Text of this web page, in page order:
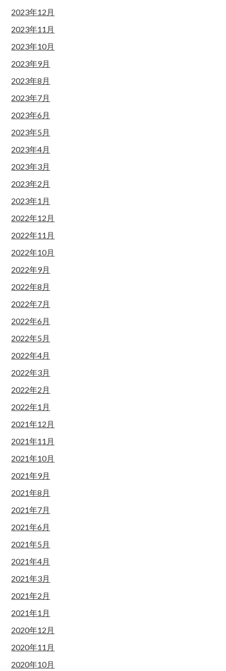
2023年12月
2023年11月
2023年10月
2023年9月
2023年8月
2023年7月
2023年6月
2023年5月
2023年4月
2023年3月
2023年2月
2023年1月
2022年12月
2022年11月
2022年10月
2022年9月
2022年8月
2022年7月
2022年6月
2022年5月
2022年4月
2022年3月
2022年2月
2022年1月
2021年12月
2021年11月
2021年10月
2021年9月
2021年8月
2021年7月
2021年6月
2021年5月
2021年4月
2021年3月
2021年2月
2021年1月
2020年12月
2020年11月
2020年10月